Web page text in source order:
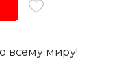
всему миру!